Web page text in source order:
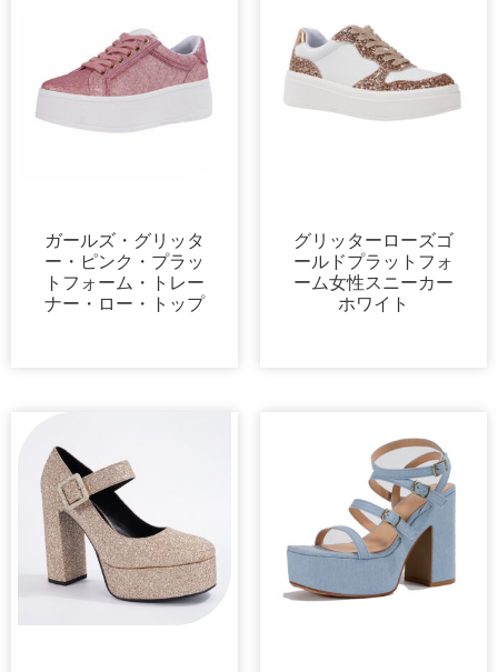
ガールズ・グリッタ
ー・ピンク・プラッ
トフォーム・トレー
ナー・ロー・トップ
グリッターローズゴ
ールドプラットフォ
ーム女性スニーカー
ホワイト